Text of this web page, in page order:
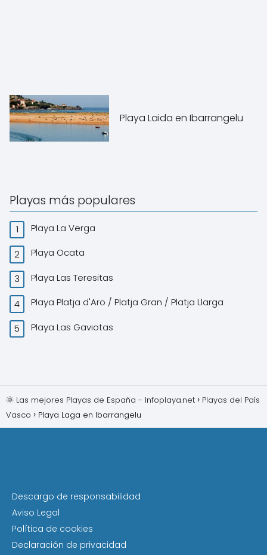
Playa Laida en Ibarrangelu
Playas más populares
Playa La Verga
Playa Ocata
Playa Las Teresitas
Playa Platja d'Aro / Platja Gran / Platja Llarga
Playa Las Gaviotas
🌞 Las mejores Playas de España - Infoplaya.net
Playas del País
Vasco
Playa Laga en Ibarrangelu
Descargo de responsabilidad
Aviso Legal
Política de cookies
Declaración de privacidad